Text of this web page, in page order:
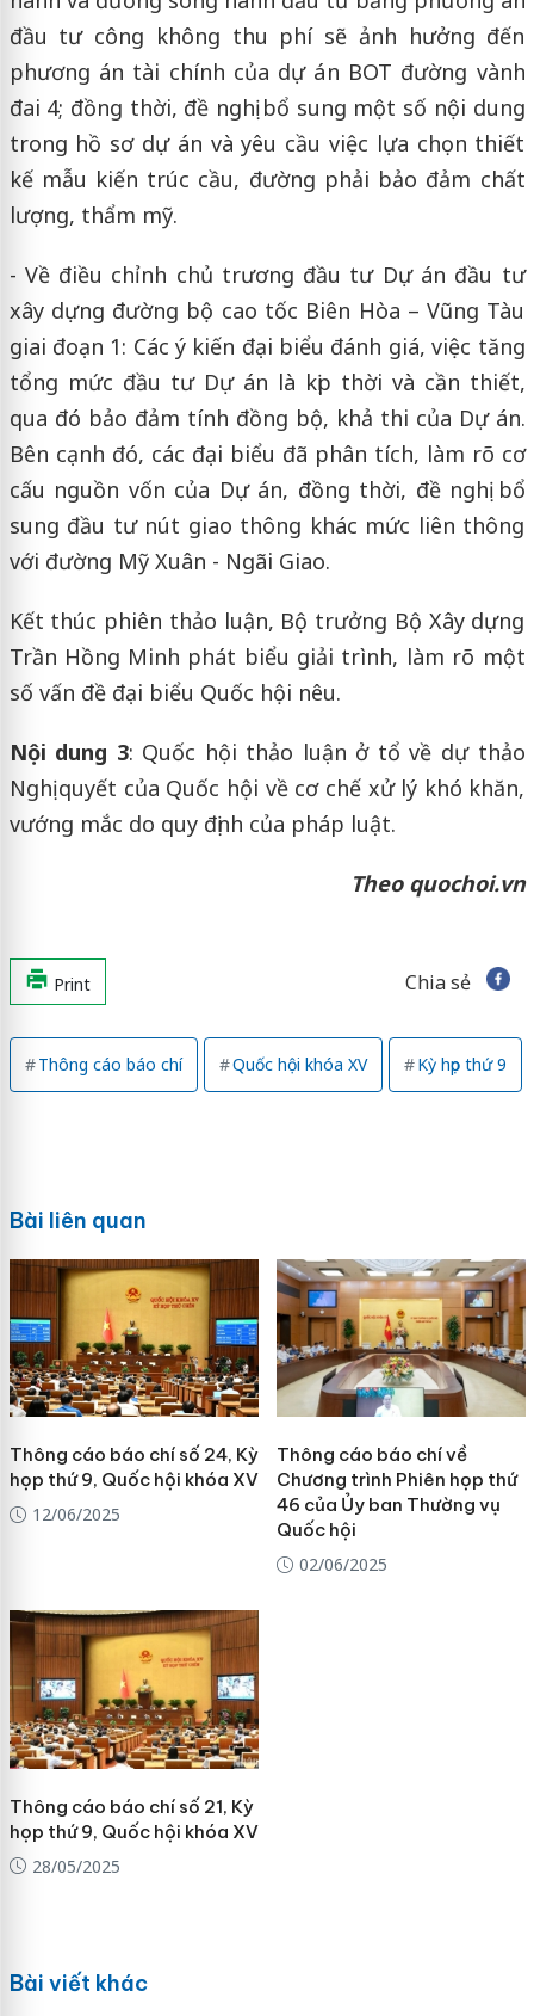
đầu tư công không thu phí sẽ ảnh hưởng đến
phương án tài chính của dự án BOT đường vành
đai 4; đồng thời, đề nghị bổ sung một số nội dung
trong hồ sơ dự án và yêu cầu việc lựa chọn thiết
kế mẫu kiến trúc cầu, đường phải bảo đảm chất
lượng, thẩm mỹ.
- Về điều chỉnh chủ trương đầu tư Dự án đầu tư
xây dựng đường bộ cao tốc Biên Hòa – Vũng Tàu
giai đoạn 1: Các ý kiến đại biểu đánh giá, việc tăng
tổng mức đầu tư Dự án là kịp thời và cần thiết,
qua đó bảo đảm tính đồng bộ, khả thi của Dự án.
Bên cạnh đó, các đại biểu đã phân tích, làm rõ cơ
cấu nguồn vốn của Dự án, đồng thời, đề nghị bổ
sung đầu tư nút giao thông khác mức liên thông
với đường Mỹ Xuân - Ngãi Giao.
Kết thúc phiên thảo luận, Bộ trưởng Bộ Xây dựng
Trần Hồng Minh phát biểu giải trình, làm rõ một
số vấn đề đại biểu Quốc hội nêu.
Nội dung 3: Quốc hội thảo luận ở tổ về dự thảo
Nghị quyết của Quốc hội về cơ chế xử lý khó khăn,
vướng mắc do quy định của pháp luật.
Theo quochoi.vn
Print Chia sẻ
Thông cáo báo chí Quốc hội khóa XV Kỳ họp thứ 9
Bài liên quan
Thông cáo báo chí số 24, Kỳ
họp thứ 9, Quốc hội khóa XV
12/06/2025
Thông cáo báo chí về
Chương trình Phiên họp thứ
46 của Ủy ban Thường vụ
Quốc hội
02/06/2025
Thông cáo báo chí số 21, Kỳ
họp thứ 9, Quốc hội khóa XV
28/05/2025
Bài viết khác